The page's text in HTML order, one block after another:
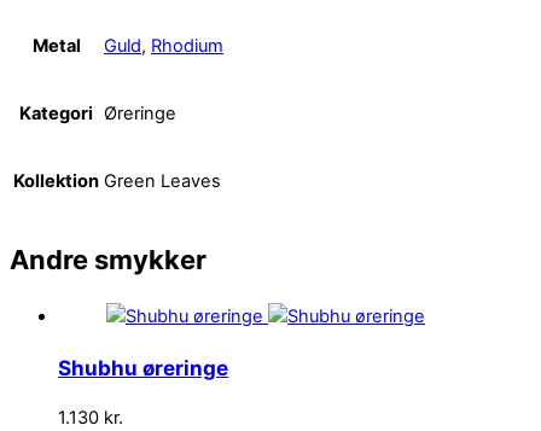
Metal Guld, Rhodium
Kategori Øreringe
Kollektion Green Leaves
Andre smykker
Shubhu øreringe
1.130 kr.